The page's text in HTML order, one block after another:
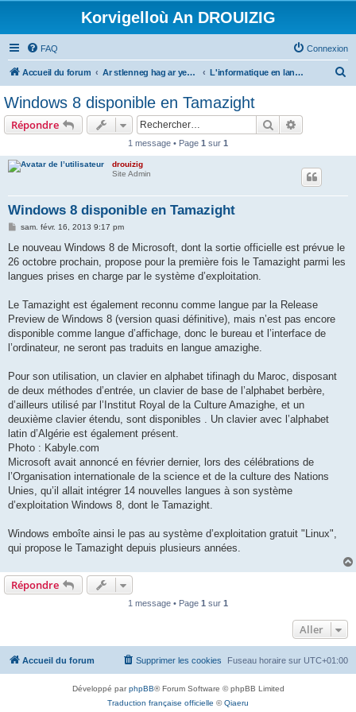
Korvigelloù An DROUIZIG
FAQ Connexion
Accueil du forum Ar stlenneg hag ar yezhoù bihan er bed a-bezh L'informatique en langues régionales et minoritaires
Windows 8 disponible en Tamazight
Répondre Rechercher
1 message • Page 1 sur 1
drouizig
Site Admin
Windows 8 disponible en Tamazight
M
s
a
g
sam. févr. 16, 2013 9:17 pm
Le nouveau Windows 8 de Microsoft, dont la sortie officielle est prévue le
26 octobre prochain, propose pour la première fois le Tamazight parmi les
langues prises en charge par le système d’exploitation.
Le Tamazight est également reconnu comme langue par la Release
Preview de Windows 8 (version quasi définitive), mais n’est pas encore
disponible comme langue d’affichage, donc le bureau et l’interface de
l’ordinateur, ne seront pas traduits en langue amazighe.
Pour son utilisation, un clavier en alphabet tifinagh du Maroc, disposant
de deux méthodes d’entrée, un clavier de base de l’alphabet berbère,
d’ailleurs utilisé par l’Institut Royal de la Culture Amazighe, et un
deuxième clavier étendu, sont disponibles . Un clavier avec l’alphabet
latin d’Algérie est également présent.
Photo : Kabyle.com
Microsoft avait annoncé en février dernier, lors des célébrations de
l’Organisation internationale de la science et de la culture des Nations
Unies, qu’il allait intégrer 14 nouvelles langues à son système
d’exploitation Windows 8, dont le Tamazight.
Windows emboîte ainsi le pas au système d’exploitation gratuit "Linux",
qui propose le Tamazight depuis plusieurs années.
Répondre
1 message • Page 1 sur 1
Aller
Accueil du forum Fuseau horaire sur UTC+01:00
Supprimer les cookies
Développé parphpBB® Forum Software © phpBB Limited
Traduction française officielle ©Qiaeru